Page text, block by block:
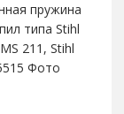
пружина
типа Stihl
211, Stihl
Фото